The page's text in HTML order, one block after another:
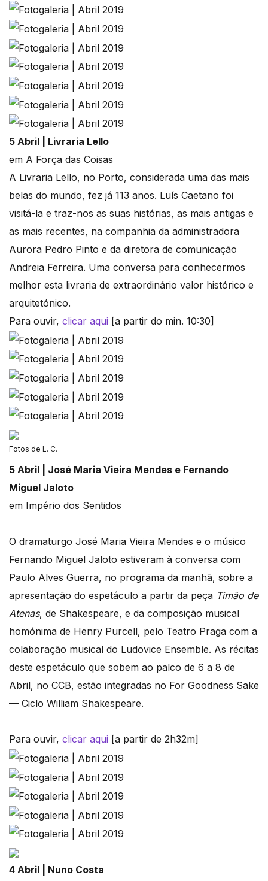
5 Abril | Livraria Lello
em A Força das Coisas
A Livraria Lello, no Porto, considerada uma das mais
belas do mundo, fez já 113 anos. Luís Caetano foi
visitá-la e traz-nos as suas histórias, as mais antigas e
as mais recentes, na companhia da administradora
Aurora Pedro Pinto e da diretora de comunicação
Andreia Ferreira. Uma conversa para conhecermos
melhor esta livraria de extraordinário valor histórico e
arquitetónico.
Para ouvir, clicar aqui [a partir do min. 10:30]
Fotos de L. C.
5 Abril | José Maria Vieira Mendes e Fernando
Miguel Jaloto
em Império dos Sentidos
O dramaturgo José Maria Vieira Mendes e o músico
Fernando Miguel Jaloto estiveram à conversa com
Paulo Alves Guerra, no programa da manhã, sobre a
apresentação do espetáculo a partir da peça Timão de
Atenas, de Shakespeare, e da composição musical
homónima de Henry Purcell, pelo Teatro Praga com a
colaboração musical do Ludovice Ensemble. As récitas
deste espetáculo que sobem ao palco de 6 a 8 de
Abril, no CCB, estão integradas no For Goodness Sake
— Ciclo William Shakespeare.
Para ouvir, clicar aqui [a partir de 2h32m]
4 Abril | Nuno Costa